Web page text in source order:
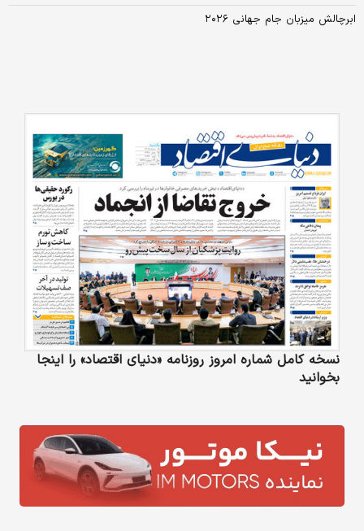
ابرچالش میزبان جام جهانی ۲۰۲۶
نسخه کامل شماره امروز روزنامه «دنیای‌ اقتصاد» را اینجا
بخوانید